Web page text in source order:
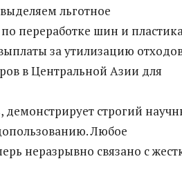
льготное
переработке шин и
за утилизацию
в Центральной Азии для
демонстрирует строгий
Любое
неразрывно связано с